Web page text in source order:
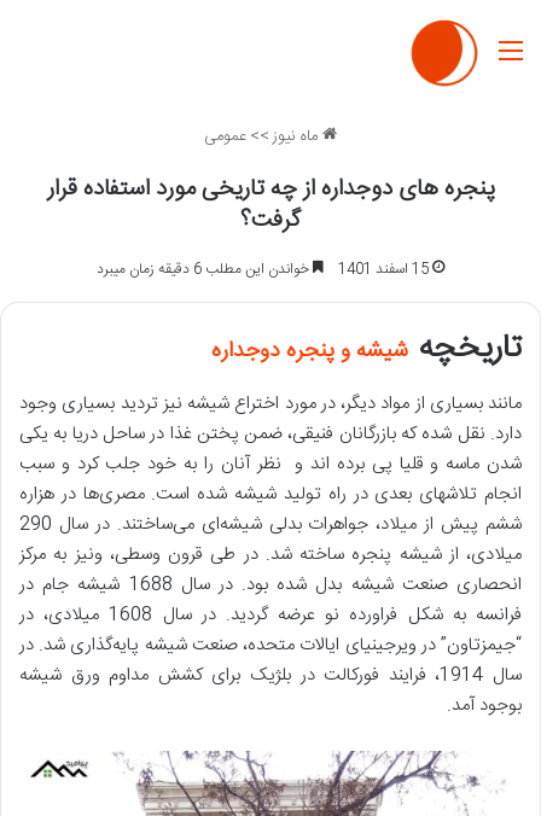
منو
ماه نیوز>>عمومی
پنجره های دوجداره از چه تاریخی مورد استفاده قرار
گرفت؟
15 اسفند 1401 خواندن این مطلب 6 دقیقه زمان میبرد
تاریخچه شیشه و پنجره دوجداره
مانند بسیاری از مواد دیگر، در مورد اختراع شیشه نیز تردید بسیاری وجود
دارد. نقل شده که بازرگانان فنیقی، ضمن پختن غذا در ساحل دریا به یکی
شدن ماسه و قلیا پی برده اند و نظر آنان را به خود جلب کرد و سبب
انجام تلاشهای بعدی در راه تولید شیشه شده است. مصری‌ها در هزاره
ششم پیش از میلاد، جواهرات بدلی شیشه‌ای می‌ساختند. در سال 290
میلادی، از شیشه پنجره ساخته شد. در طی قرون وسطی، ونیز به مرکز
انحصاری صنعت شیشه بدل شده بود. در سال 1688 شیشه جام در
فرانسه به شکل فراورده نو عرضه گردید. در سال 1608 میلادی، در
“جیمزتاون” در ویرجینیای ایالات متحده، صنعت شیشه پایه‌گذاری شد. در
سال 1914، فرایند فورکالت در بلژیک برای کشش مداوم ورق شیشه
بوجود آمد.